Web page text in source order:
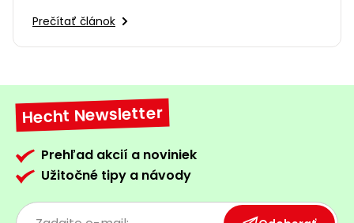
Prečítať článok
Hecht Newsletter
Prehľad akcií a noviniek
Užitočné tipy a návody